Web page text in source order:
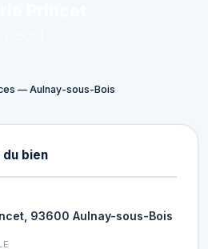
— Aulnay-sous-Bois
bien
93600 Aulnay-sous-Bois